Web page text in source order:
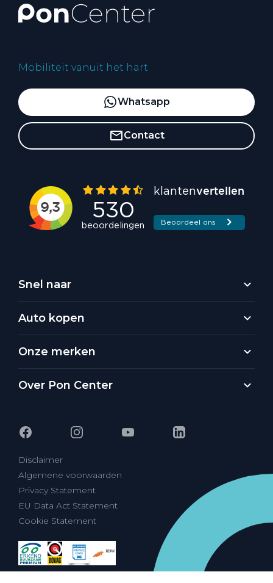
Mobiliteit vanuit het hart
Whatsapp
Contact
Snel naar
Auto kopen
Onze merken
Over Pon Center
Disclaimer
Algemene voorwaarden
Privacy Statement
EU Data Act Statement
Cookie Statement